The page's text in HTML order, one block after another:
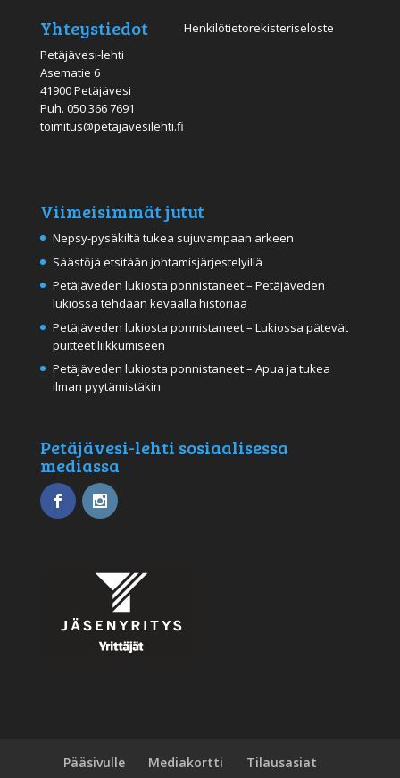
Yhteystiedot
Petäjävesi-lehti
Asematie 6
41900 Petäjävesi
Puh. 050 366 7691
toimitus@petajavesilehti.fi
Henkilötietorekisteriseloste
Viimeisimmät jutut
Nepsy-pysäkiltä tukea sujuvampaan arkeen
Säästöjä etsitään johtamisjärjestelyillä
Petäjäveden lukiosta ponnistaneet – Petäjäveden
lukiossa tehdään keväällä historiaa
Petäjäveden lukiosta ponnistaneet – Lukiossa pätevät
puitteet liikkumiseen
Petäjäveden lukiosta ponnistaneet – Apua ja tukea
ilman pyytämistäkin
Petäjävesi-lehti sosiaalisessa
mediassa
Pääsivulle Mediakortti
Tilausasiat